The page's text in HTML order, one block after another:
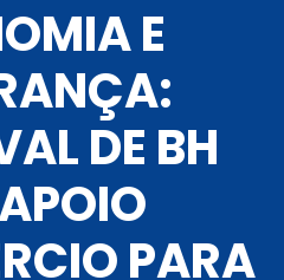
E
DE BH
PARA